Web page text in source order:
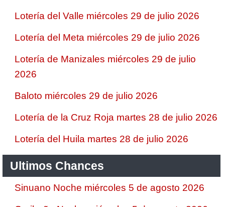
Lotería del Valle miércoles 29 de julio 2026
Lotería del Meta miércoles 29 de julio 2026
Lotería de Manizales miércoles 29 de julio
2026
Baloto miércoles 29 de julio 2026
Lotería de la Cruz Roja martes 28 de julio 2026
Lotería del Huila martes 28 de julio 2026
Ultimos Chances
Sinuano Noche miércoles 5 de agosto 2026